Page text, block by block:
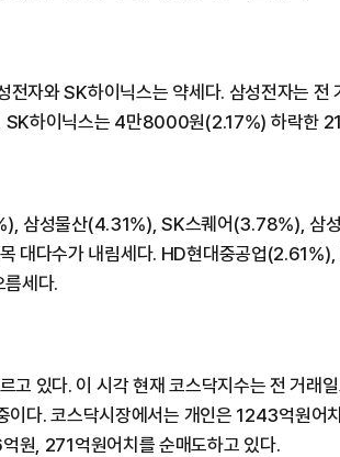
전자와 SK하이닉스는 약세다. 삼성전자는 전
하이닉스는 4만8000원(2.17%) 하락한
삼성물산(4.31%), SK스퀘어(3.78%), 삼
대다수가 내림세다. HD현대중공업
세다.
고 있다. 이 시각 현재 코스닥지수는 전 거
이다. 코스닥시장에서는 개인은 1243억원어
원, 271억원어치를 순매도하고 있다.